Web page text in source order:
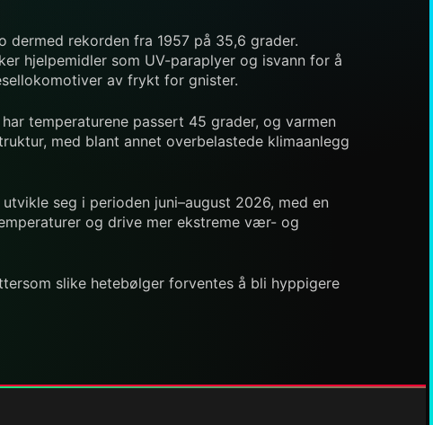
rekorden fra 1957 på 35,6 grader.
hjelpemidler som UV-paraplyer og isvann for å
av frykt for gnister.
temperaturene passert 45 grader, og varmen
med blant annet overbelastede klimaanlegg
seg i perioden juni–august 2026, med en
og drive mer ekstreme vær- og
slike hetebølger forventes å bli hyppigere